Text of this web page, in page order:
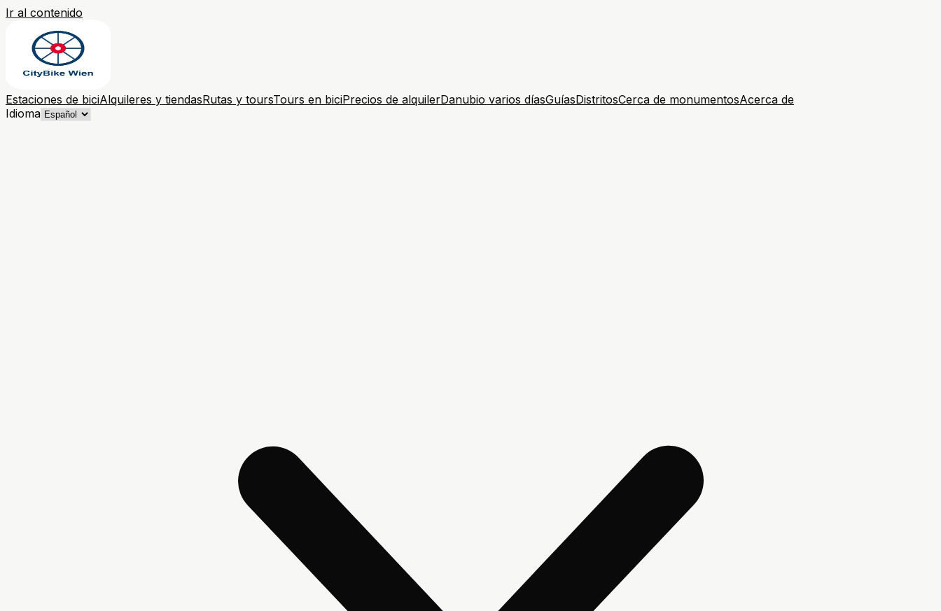
Ir al contenido
Estaciones de biciAlquileres y tiendasRutas y toursTours en biciPrecios de alquilerDanubio varios díasGuíasDistritosCerca de monumentosAcerca de
Idioma